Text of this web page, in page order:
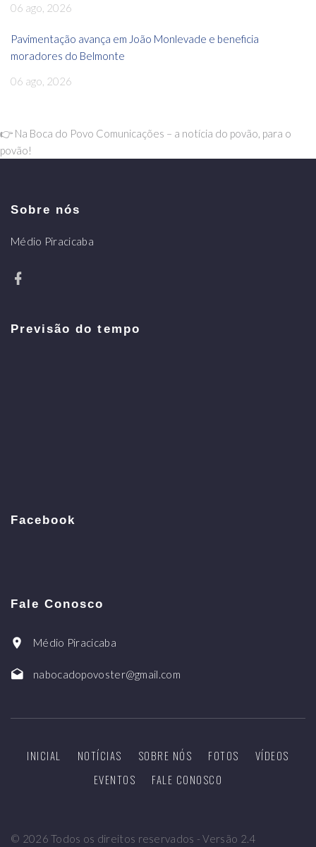
06 ago, 2026
Pavimentação avança em João Monlevade e beneficia
moradores do Belmonte
06 ago, 2026
👉 Na Boca do Povo Comunicações – a notícia do povão, para o
povão!
Sobre nós
Médio Piracicaba
Previsão do tempo
Facebook
Fale Conosco
Médio Piracicaba
nabocadopovoster@gmail.com
INICIAL NOTÍCIAS SOBRE NÓS FOTOS
VÍDEOS
EVENTOS
FALE CONOSCO
© 2026 Todos os direitos reservados - Versão 2.4